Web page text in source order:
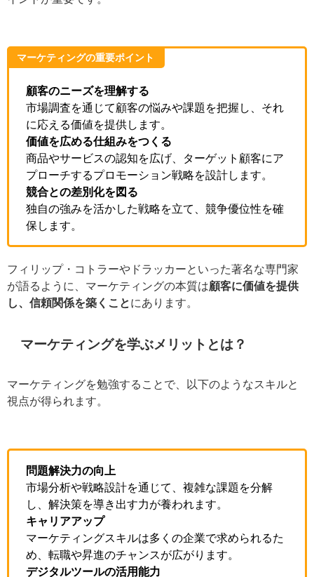
顧客のニーズを理解する
市場調査を通じて顧客の悩みや課題を把握し、そ
れに応える価値を提供します。
価値を広める仕組みをつくる
商品やサービスの認知を広げ、ターゲット顧客に
アプローチするプロモーション戦略を設計しま
す。
競合との差別化を図る
独自の強みを活かした戦略を立て、競争優位性を
確保します。
フィリップ・コトラーやドラッカーといった著名な専門
家が語るように、マーケティングの本質は顧客に価値を
提供し、信頼関係を築くこと にあります。
マーケティングを学ぶメリットとは？
マーケティングを勉強することで、以下のようなスキル
と視点が得られます。
問題解決力の向上
市場分析や戦略設計を通じて、複雑な課題を分解
し、解決策を導き出す力が養われます。
キャリアアップ
マーケティングスキルは多くの企業で求められる
ため、転職や昇進のチャンスが広がります。
デジタルツールの活用能力